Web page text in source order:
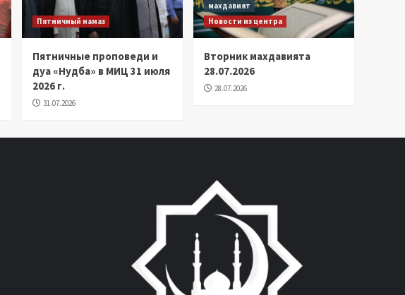
Пятничный намаз
Пятничные проповеди и
дуа «Нудба» в МИЦ 31 июля
2026 г.
31.07.2026
махдавият
Новости из центра
Вторник махдавията
28.07.2026
28.07.2026